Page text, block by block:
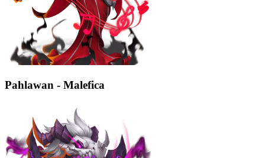
Pahlawan - Malefica